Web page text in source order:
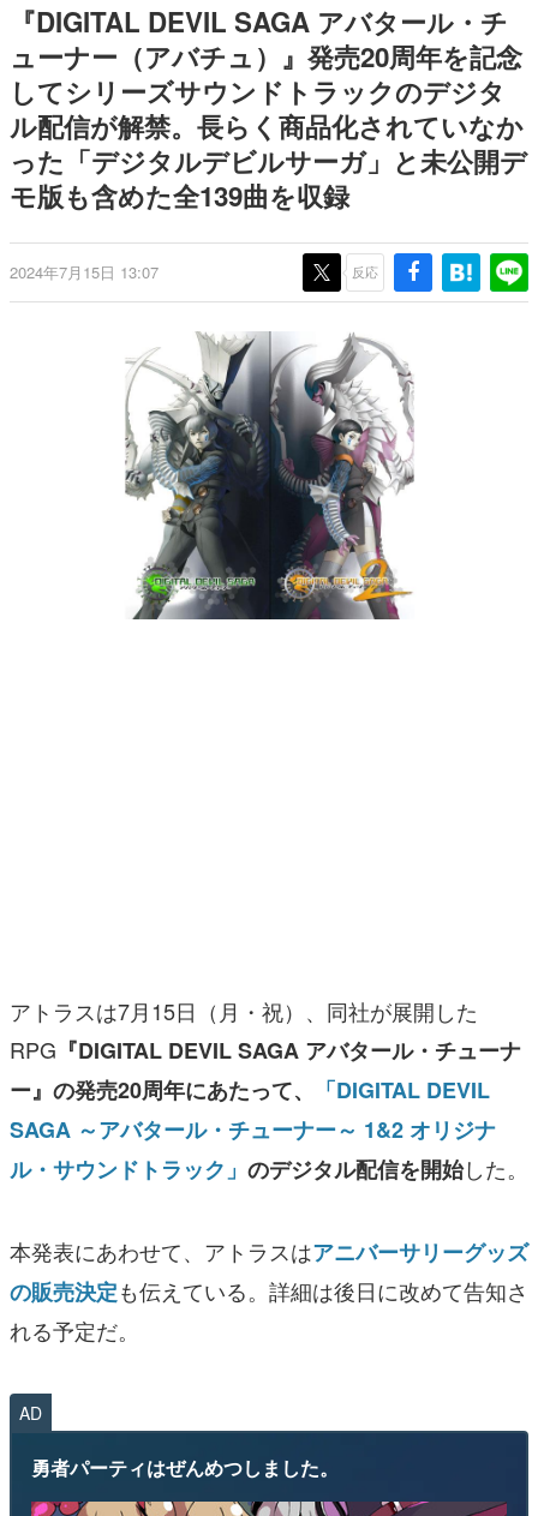
きます。
赫本
この物語を解いてはいけない。『赫本』は、〈試験問題〉
の形をした短編ホラー小説集です。
新世代に訊く
これからのデジタルゲーム市場を担う若きクリエイター達
の姿を追い、彼らのルーツと情熱を探っていきます。
ゲーム世代の作家たち
ゲームに多大な影響を受けた作家さんに取材し、ゲームが
日本のコンテンツ産業やカルチャーに与えた影響を探る企
画です。
日本モバイルゲーム産業史
日本のモバイルゲーム史における主要なトピック・タイト
ルを網羅するほか、開発者へのインタビューや識者による
解説を掲載。約20年の歴史が一望できる決定版！
若ゲのいたり〜ゲームクリエイターの青春〜
『うつヌケ』『ペンと箸』等で知られるマンガ家・田中圭
一先生によるゲーム業界レポートマンガです。
なんでゲームは面白い？
ゲーム開発者・hamatsu氏がゲームの魅力を画面や操作の
具体的な形から解き明かしていく、硬派で骨太な評論連載
です。
その他
電ファミニコゲーマーとは？
運営：株式会社マレ
ら8月20日までの期間限定で開
『DIGITAL DEVIL SAGA アバタール・チ
ューナー（アバチュ）』発売20周年を記念
してシリーズサウンドトラックのデジタ
ル配信が解禁。長らく商品化されていなか
った「デジタルデビルサーガ」と未公開デ
モ版も含めた全139曲を収録
2024年7月15日 13:07 反応
アトラスは7月15日（月・祝）、同社が展開した
RPG 『DIGITAL DEVIL SAGA アバタール・チューナ
ー』の発売20周年にあたって、
「DIGITAL DEVIL
SAGA ～アバタール・チューナー～ 1&2 オリジナ
ル・サウンドトラック」 のデジタル配信を開始した。
本発表にあわせて、アトラスはアニバーサリーグッズ
の販売決定も伝えている。詳細は後日に改めて告知さ
れる予定だ。
AD
勇者パーティはぜんめつしました。